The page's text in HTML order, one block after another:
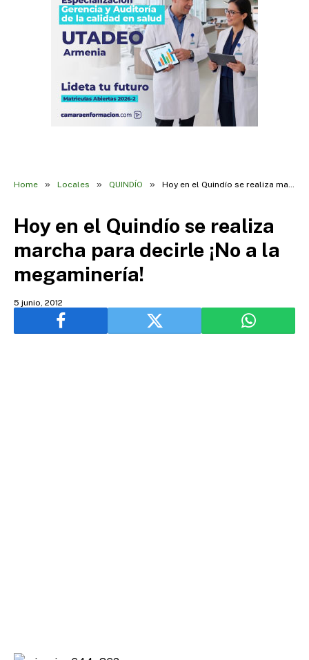
Home » Locales » QUINDÍO » Hoy en el Quindío se realiza marcha para decirle ¡No a la megaminería!
Hoy en el Quindío se realiza
marcha para decirle ¡No a la
megaminería!
5 junio, 2012